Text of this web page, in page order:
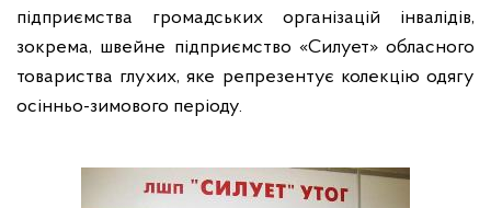
підприємства громадських організацій інвалідів,
зокрема, швейне підприємство «Силует» обласного
товариства глухих, яке репрезентує колекцію одягу
осінньо-зимового періоду.